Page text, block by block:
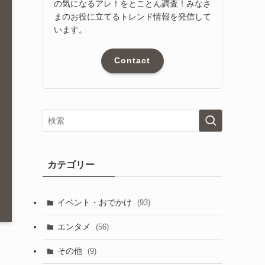
の気になるアレ！をとことん調査！みなさ
まのお役に立てるトレンド情報を発信して
います。
Contact
カテゴリー
イベント・おでかけ (93)
エンタメ (56)
その他 (9)